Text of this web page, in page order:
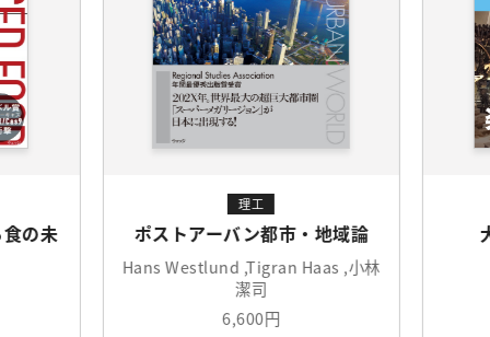
の未
理工
ポストアーバン都市・地域論
Hans Westlund ,Tigran Haas ,小林
潔司
6,600円